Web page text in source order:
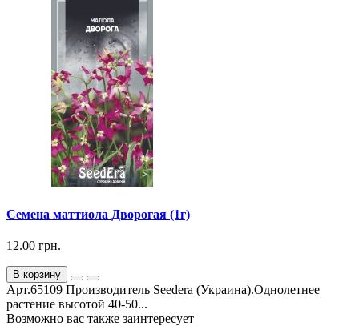
Семена маттиола Дворогая (1г)
12.00 грн.
В корзину
Арт.65109 Производитель Seedera (Украина).Однолетнее
растение высотой 40-50...
Возможно вас также заинтересует